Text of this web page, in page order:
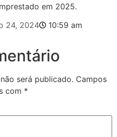
em 2025.
24, 2024
10:59 am
será publicado. Campos
com *